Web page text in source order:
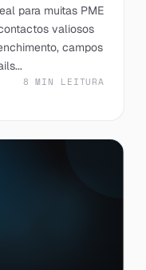
para muitas PME
valiosos
campos
8 MIN LEITURA